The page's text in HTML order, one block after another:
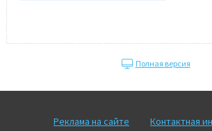
Полная версия
Реклама на сайте Контактная